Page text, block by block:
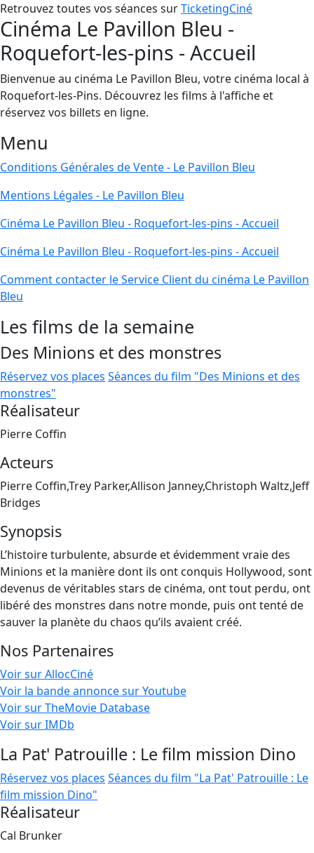
Retrouvez toutes vos séances surTicketingCiné
Cinéma Le Pavillon Bleu -
Roquefort-les-pins - Accueil
Bienvenue au cinéma Le Pavillon Bleu, votre cinéma local à
Roquefort-les-Pins. Découvrez les films à l'affiche et
réservez vos billets en ligne.
Menu
Conditions Générales de Vente - Le Pavillon Bleu
Mentions Légales - Le Pavillon Bleu
Cinéma Le Pavillon Bleu - Roquefort-les-pins - Accueil
Cinéma Le Pavillon Bleu - Roquefort-les-pins - Accueil
Comment contacter le Service Client du cinéma Le Pavillon
Bleu
Les films de la semaine
Des Minions et des monstres
Réservez vos places Séances du film "Des Minions et des
monstres"
Réalisateur
Pierre Coffin
Acteurs
Pierre Coffin,Trey Parker,Allison Janney,Christoph Waltz,Jeff
Bridges
Synopsis
L’histoire turbulente, absurde et évidemment vraie des
Minions et la manière dont ils ont conquis Hollywood, sont
devenus de véritables stars de cinéma, ont tout perdu, ont
libéré des monstres dans notre monde, puis ont tenté de
sauver la planète du chaos qu’ils avaient créé.
Nos Partenaires
Voir sur AllocCiné
Voir la bande annonce sur Youtube
Voir sur TheMovie Database
Voir sur IMDb
La Pat' Patrouille : Le film mission Dino
Réservez vos places Séances du film "La Pat' Patrouille : Le
film mission Dino"
Réalisateur
Cal Brunker